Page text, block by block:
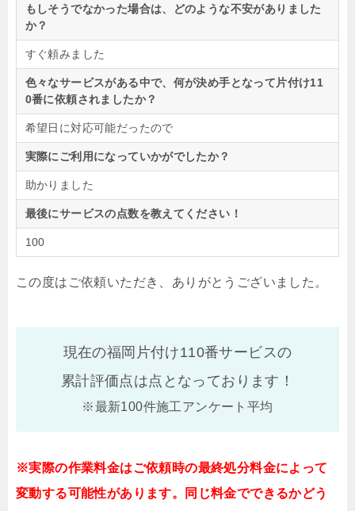
もしそうでなかった場合は、どのような不安がありました
か？
すぐ頼みました
色々なサービスがある中で、何が決め手となって片付け11
0番に依頼されましたか？
希望日に対応可能だったので
実際にご利用になっていかがでしたか？
助かりました
最後にサービスの点数を教えてください！
100
この度はご依頼いただき、ありがとうございました。
現在の福岡片付け110番サービスの
累計評価点は点となっております！
※最新100件施工アンケート平均
※実際の作業料金はご依頼時の最終処分料金によって
変動する可能性があります。同じ料金でできるかどう